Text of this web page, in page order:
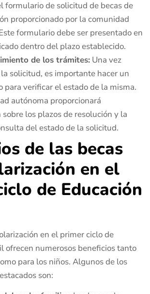
formulario de solicitud de becas de
proporcionado por la comunidad
formulario debe ser presentado en
dentro del plazo establecido.
de los trámites: Una vez
solicitud, es importante hacer un
para verificar el estado de la misma.
autónoma proporcionará
los plazos de resolución y la
del estado de la solicitud.
de las becas
en el
de Educación
en el primer ciclo de
ofrecen numerosos beneficios tanto
para los niños. Algunos de los
son: